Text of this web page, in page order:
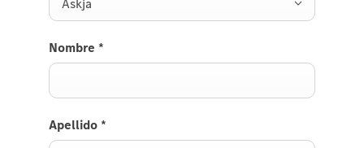
Askja
Nombre *
Apellido *